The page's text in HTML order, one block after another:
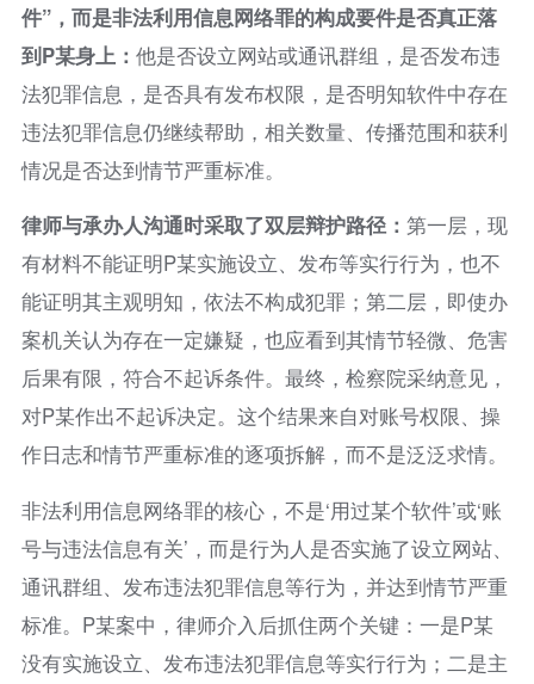
件”，而是非法利用信息网络罪的构成要件是否真正落
到P某身上： 他是否设立网站或通讯群组，是否发布违
法犯罪信息，是否具有发布权限，是否明知软件中存在
违法犯罪信息仍继续帮助，相关数量、传播范围和获利
情况是否达到情节严重标准。
律师与承办人沟通时采取了双层辩护路径： 第一层，现
有材料不能证明P某实施设立、发布等实行行为，也不
能证明其主观明知，依法不构成犯罪；第二层，即使办
案机关认为存在一定嫌疑，也应看到其情节轻微、危害
后果有限，符合不起诉条件。最终，检察院采纳意见，
对P某作出不起诉决定。这个结果来自对账号权限、操
作日志和情节严重标准的逐项拆解，而不是泛泛求情。
非法利用信息网络罪的核心，不是‘用过某个软件’或‘账
号与违法信息有关’，而是行为人是否实施了设立网站、
通讯群组、发布违法犯罪信息等行为，并达到情节严重
标准。P某案中，律师介入后抓住两个关键：一是P某
没有实施设立、发布违法犯罪信息等实行行为；二是主